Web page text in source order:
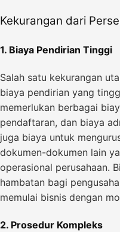
Kekurangan dari
1. Biaya Pendirian Tinggi
Salah satu kekurangan
biaya pendirian yang
memerlukan berbagai
pendaftaran, dan biaya
juga biaya untuk
dokumen-dokumen lain
operasional perusahaan.
hambatan bagi
memulai bisnis dengan
2. Prosedur Kompleks